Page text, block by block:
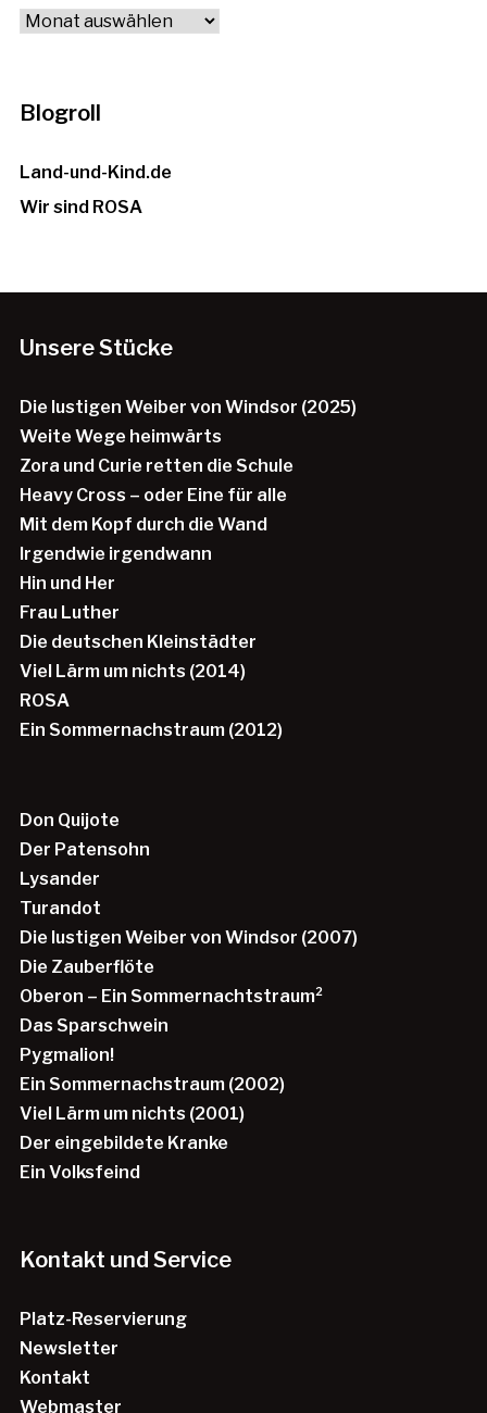
Archiv
Blogroll
Land-und-Kind.de
Wir sind ROSA
Unsere Stücke
Die lustigen Weiber von Windsor (2025)
Weite Wege heimwärts
Zora und Curie retten die Schule
Heavy Cross – oder Eine für alle
Mit dem Kopf durch die Wand
Irgendwie irgendwann
Hin und Her
Frau Luther
Die deutschen Kleinstädter
Viel Lärm um nichts (2014)
ROSA
Ein Sommernachstraum (2012)
Don Quijote
Der Patensohn
Lysander
Turandot
Die lustigen Weiber von Windsor (2007)
Die Zauberflöte
Oberon – Ein Sommernachtstraum²
Das Sparschwein
Pygmalion!
Ein Sommernachstraum (2002)
Viel Lärm um nichts (2001)
Der eingebildete Kranke
Ein Volksfeind
Kontakt und Service
Platz-Reservierung
Newsletter
Kontakt
Webmaster